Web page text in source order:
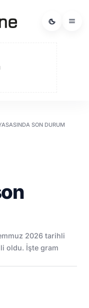
SON DURUM
2026 tarihli
oldu. İşte gram